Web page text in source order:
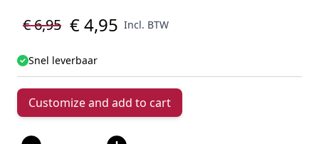
€ 6,95 € 4,95 Incl. BTW
Snel leverbaar
Customize and add to cart